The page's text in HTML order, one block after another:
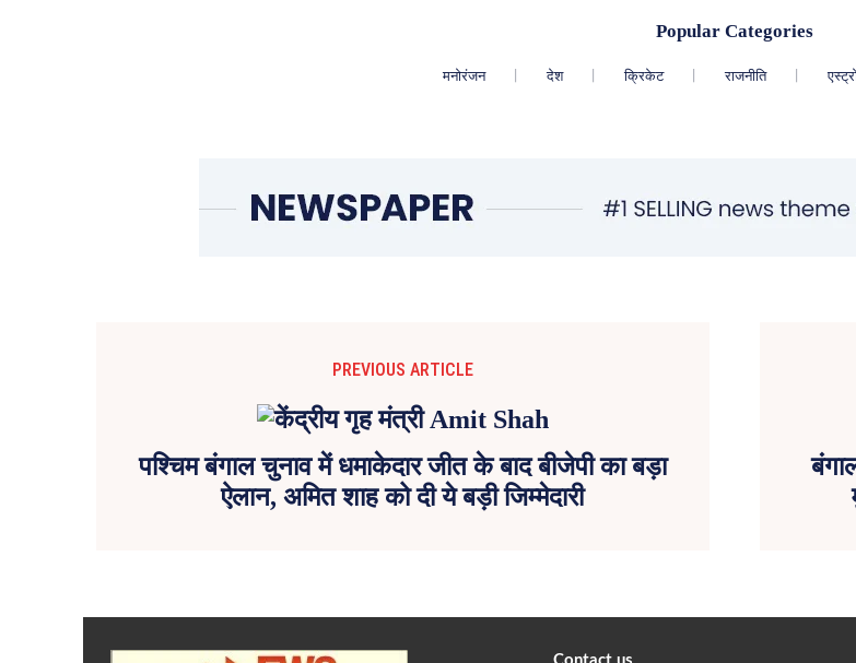
Popular Categories
मनोरंजन देश क्रिकेट राजनीति
PREVIOUS ARTICLE
पश्चिम बंगाल चुनाव में धमाकेदार जीत के बाद बीजेपी का बड़ा
ऐलान, अमित शाह को दी ये बड़ी जिम्मेदारी